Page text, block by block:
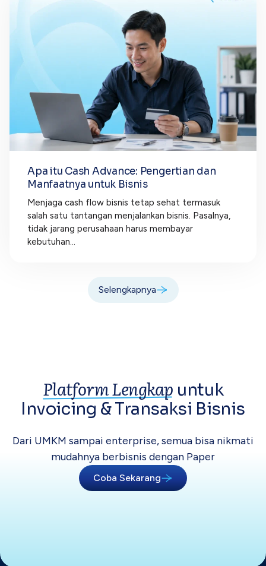
Apa itu Cash Advance: Pengertian dan
Manfaatnya untuk Bisnis
Menjaga cash flow bisnis tetap sehat termasuk
salah satu tantangan menjalankan bisnis. Pasalnya,
tidak jarang perusahaan harus membayar
kebutuhan...
Selengkapnya
Platform Lengkap untuk
Invoicing &Transaksi Bisnis
Dari UMKM sampai enterprise, semua bisa nikmati
mudahnya berbisnis dengan Paper
Coba Sekarang